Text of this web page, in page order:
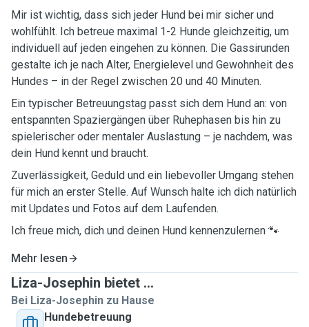
Mir ist wichtig, dass sich jeder Hund bei mir sicher und
wohlfühlt. Ich betreue maximal 1-2 Hunde gleichzeitig, um
individuell auf jeden eingehen zu können. Die Gassirunden
gestalte ich je nach Alter, Energielevel und Gewohnheit des
Hundes – in der Regel zwischen 20 und 40 Minuten.
Ein typischer Betreuungstag passt sich dem Hund an: von
entspannten Spaziergängen über Ruhephasen bis hin zu
spielerischer oder mentaler Auslastung – je nachdem, was
dein Hund kennt und braucht.
Zuverlässigkeit, Geduld und ein liebevoller Umgang stehen
für mich an erster Stelle. Auf Wunsch halte ich dich natürlich
mit Updates und Fotos auf dem Laufenden.
Ich freue mich, dich und deinen Hund kennenzulernen 🐾
Mehr lesen
Liza-Josephin bietet ...
Bei Liza-Josephin zu Hause
Hundebetreuung